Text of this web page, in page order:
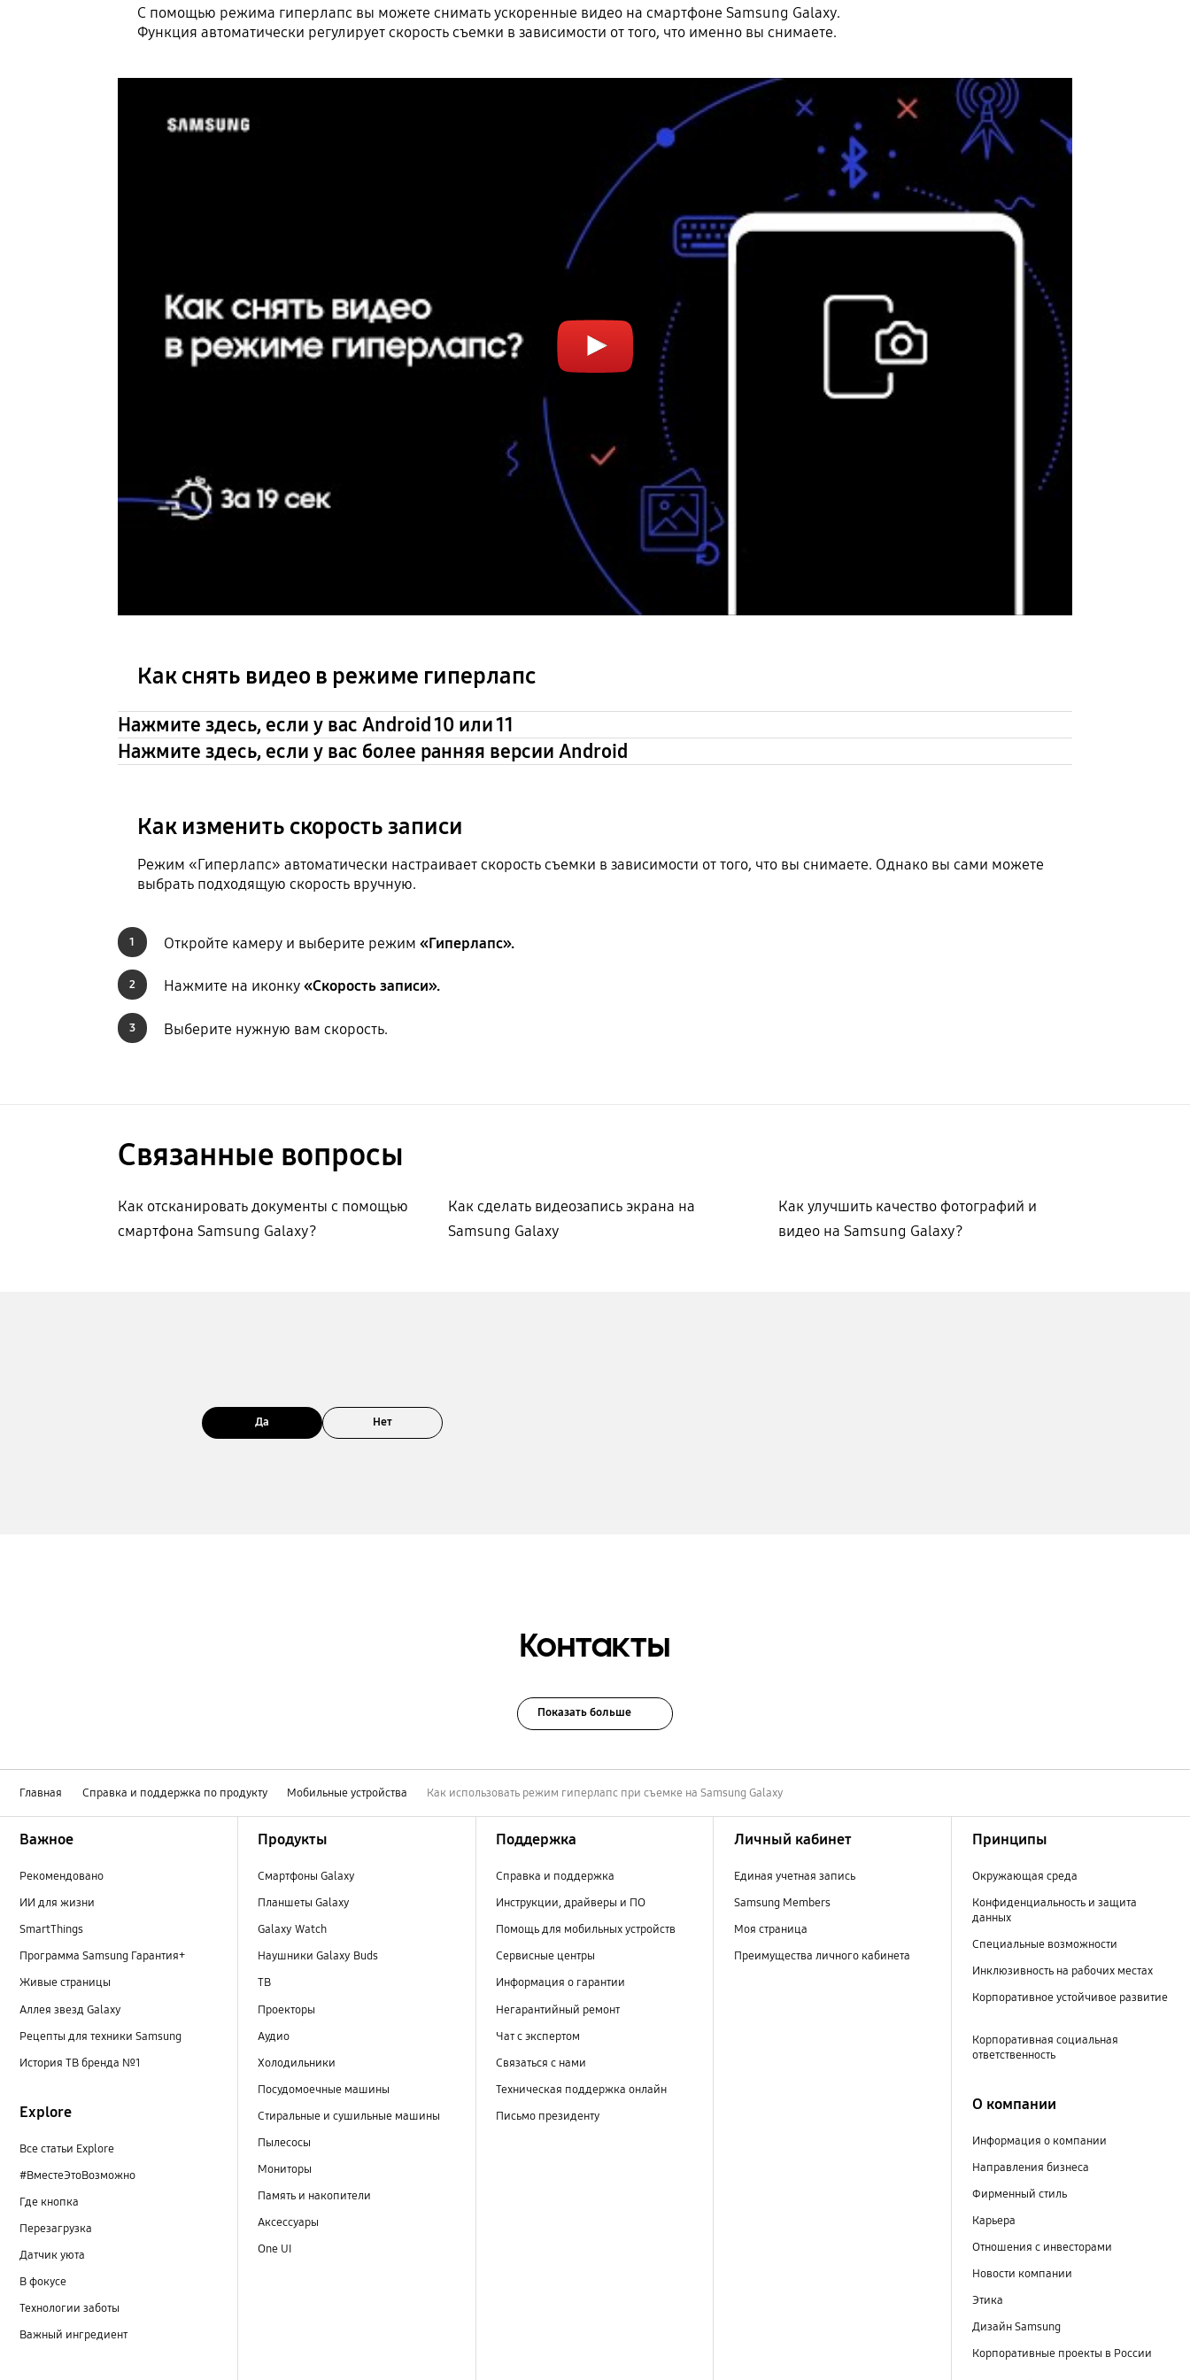
С помощью режима гиперлапс вы можете снимать ускоренные видео на смартфоне Samsung Galaxy.
Функция автоматически регулирует скорость съемки в зависимости от того, что именно вы снимаете.
Как снять видео в режиме гиперлапс
Нажмите здесь, если у вас Android 10 или 11
Нажмите здесь, если у вас более ранняя версии Android
Как изменить скорость записи
Режим «Гиперлапс» автоматически настраивает скорость съемки в зависимости от того, что вы снимаете. Однако вы сами можете
выбрать подходящую скорость вручную.
1 Откройте камеру и выберите режим «Гиперлапс».
2 Нажмите на иконку«Скорость записи».
3 Выберите нужную вам скорость.
Связанные вопросы
Как отсканировать документы с помощью
смартфона Samsung Galaxy?
Как сделать видеозапись экрана на
Samsung Galaxy
Как улучшить качество фотографий и
видео на Samsung Galaxy?
Да Нет
Контакты
Показать больше
Главная Справка и поддержка по продукту Мобильные устройства Как использовать режим гиперлапс при съемке на Samsung Galaxy
Важное
Рекомендовано
ИИ для жизни
SmartThings
Программа Samsung Гарантия+
Живые страницы
Аллея звезд Galaxy
Рецепты для техники Samsung
История ТВ бренда №1
Explore
Все статьи Explore
#ВместеЭтоВозможно
Где кнопка
Перезагрузка
Датчик уюта
В фокусе
Технологии заботы
Важный ингредиент
Продукты
Смартфоны Galaxy
Планшеты Galaxy
Galaxy Watch
Наушники Galaxy Buds
ТВ
Проекторы
Аудио
Холодильники
Посудомоечные машины
Стиральные и сушильные машины
Пылесосы
Мониторы
Память и накопители
Аксессуары
One UI
Поддержка
Справка и поддержка
Инструкции, драйверы и ПО
Помощь для мобильных устройств
Сервисные центры
Информация о гарантии
Негарантийный ремонт
Чат с экспертом
Связаться с нами
Техническая поддержка онлайн
Письмо президенту
Личный кабинет
Единая учетная запись
Samsung Members
Моя страница
Преимущества личного кабинета
Принципы
Окружающая среда
Конфиденциальность и защита
данных
Специальные возможности
Инклюзивность на рабочих местах
Корпоративное устойчивое развитие
Корпоративная социальная
ответственность
О компании
Информация о компании
Направления бизнеса
Фирменный стиль
Карьера
Отношения с инвесторами
Новости компании
Этика
Дизайн Samsung
Корпоративные проекты в России